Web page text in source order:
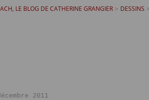
LE BLOG DE CATHERINE GRANGIER > DESSINS >
2011